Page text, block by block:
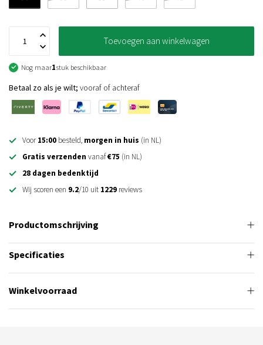
Toevoegen aan winkelwagen
Nog maar1stuk beschikbaar
Betaal zo als je wilt; vooraf of achteraf
Voor15:00 besteld, morgen in huis (in NL)
Gratis verzenden vanaf€75 (in NL)
28 dagen bedenktijd
Wij scoren een 9.2/10 uit 1229 reviews
Productomschrijving
Specificaties
Winkelvoorraad